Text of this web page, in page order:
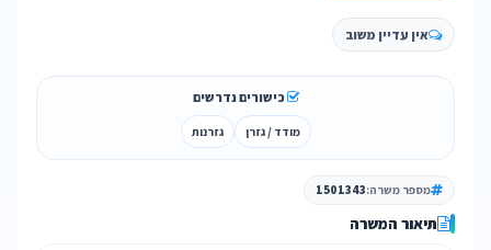
אין עדיין משוב
כישורים נדרשים
מודד / גזרן גזרנות
מספר משרה:1501343
תיאור המשרה